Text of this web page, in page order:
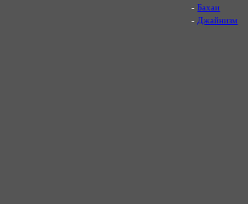
-Бахаи
- Джайнизм